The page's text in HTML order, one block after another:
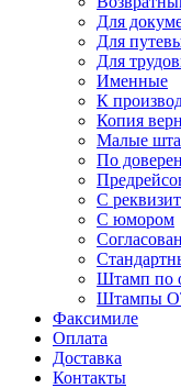
Для
Для
Для
Именные
К
Копия
Малые
По
С
С юмором
Штамп по
Штампы
Факсимиле
Оплата
Доставка
Контакты